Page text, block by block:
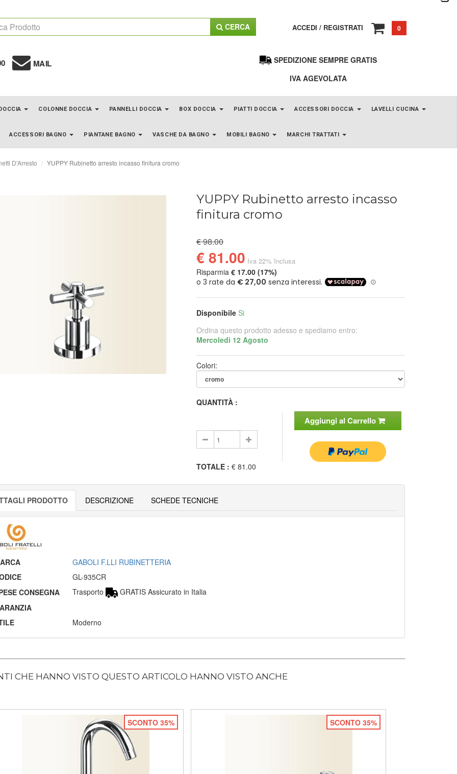
CERCA ACCEDI / REGISTRATI 0
MAIL
SPEDIZIONE SEMPRE GRATIS
IVA AGEVOLATA
COLONNE DOCCIA PANNELLI DOCCIA BOX DOCCIA PIATTI DOCCIA ACCESSORI DOCCIA LAVELLI CUCINA
ACCESSORI BAGNO PIANTANE BAGNO VASCHE DA BAGNO MOBILI BAGNO MARCHI TRATTATI
D'Arresto YUPPY Rubinetto arresto incasso finitura cromo
YUPPY Rubinetto arresto incasso
finitura cromo
€ 98.00
€ 81.00 Iva 22% Inclusa
Risparmia€ 17.00 (17%)
Disponibile Si
Ordina questo prodotto adesso e spediamo entro:
Mercoledì 12 Agosto
Colori:
QUANTITÀ :
Aggiungi al Carrello
TOTALE : € 81.00
PRODOTTO DESCRIZIONE SCHEDE TECNICHE
GABOLI F.LLI RUBINETTERIA
GL-935CR
CONSEGNA
Trasporto
GRATIS Assicurato in Italia
Moderno
CHE HANNO VISTO QUESTO ARTICOLO HANNO VISTO ANCHE
SCONTO 35% SCONTO 35%